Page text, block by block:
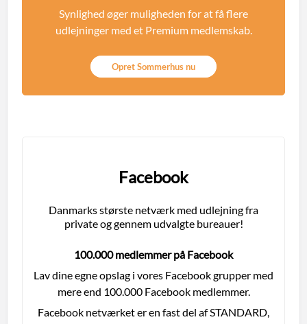
Synlighed øger muligheden for at få flere
udlejninger med et Premium medlemskab.
Opret Sommerhus nu
Facebook
Danmarks største netværk med udlejning fra
private og gennem udvalgte bureauer!
100.000 medlemmer på Facebook
Lav dine egne opslag i vores Facebook grupper med
mere end 100.000 Facebook medlemmer.
Facebook netværket er en fast del af STANDARD,